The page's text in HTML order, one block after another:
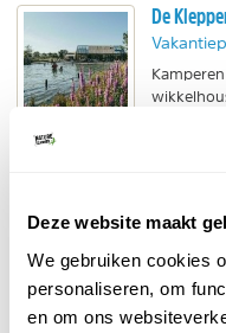
Deze website maakt
We gebruiken cookies
personaliseren, om
en om ons
De
kamers.
vlakbij